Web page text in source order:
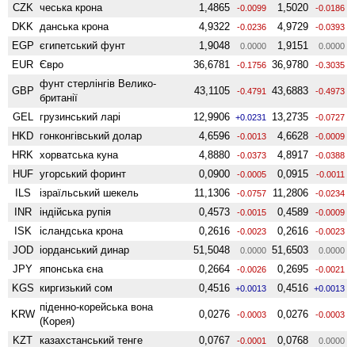
CZK чеська крона 1,4865 -0.0099 1,5020 -0.0186
DKK данська крона 4,9322 -0.0236 4,9729 -0.0393
EGP єгипетський фунт 1,9048 0.0000 1,9151 0.0000
EUR Євро 36,6781 -0.1756 36,9780 -0.3035
GBP
фунт стерлінгів Велико­
британії
43,1105 -0.4791 43,6883 -0.4973
GEL грузинський ларі 12,9906 +0.0231 13,2735 -0.0727
HKD гонконгівський долар 4,6596 -0.0013 4,6628 -0.0009
HRK хорватська куна 4,8880 -0.0373 4,8917 -0.0388
HUF угорський форинт 0,0900 -0.0005 0,0915 -0.0011
ILS ізраїльський шекель 11,1306 -0.0757 11,2806 -0.0234
INR індійська рупія 0,4573 -0.0015 0,4589 -0.0009
ISK ісландська крона 0,2616 -0.0023 0,2616 -0.0023
JOD іорданський динар 51,5048 0.0000 51,6503 0.0000
JPY японська єна 0,2664 -0.0026 0,2695 -0.0021
KGS киргизький сом 0,4516 +0.0013 0,4516 +0.0013
KRW
піденно-корейська вона
(Корея)
0,0276 -0.0003 0,0276 -0.0003
KZT казахстанський тенге 0,0767 -0.0001 0,0768 0.0000